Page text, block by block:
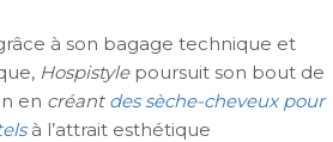
à son bagage technique et
Hospistylepoursuit son bout de
en créant des sèche-cheveux pour
à l’attrait esthétique